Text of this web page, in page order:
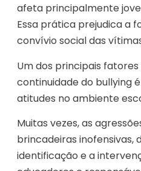
afeta principalmente
Essa prática prejudica a
convívio social das
Um dos principais
continuidade do bullying
atitudes no ambiente
Muitas vezes, as
brincadeiras inofensivas,
identificação e a